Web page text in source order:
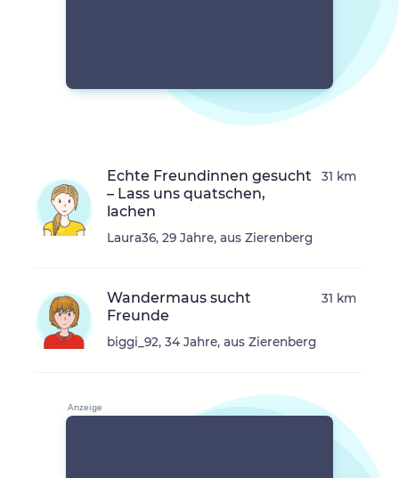
Echte Freundinnen gesucht
– Lass uns quatschen,
lachen
Laura36, 29 Jahre, aus Zierenberg
31 km
Wandermaus sucht
Freunde
biggi_92, 34 Jahre, aus Zierenberg
31 km